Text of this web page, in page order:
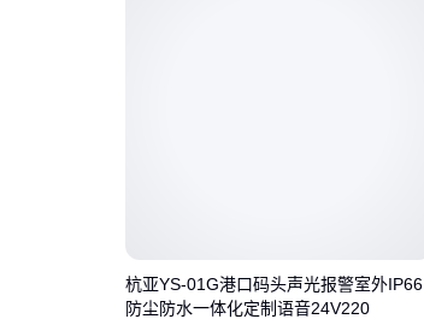
杭亚YS-01G港口码头声光报警室外IP66
防尘防水一体化定制语音24V220